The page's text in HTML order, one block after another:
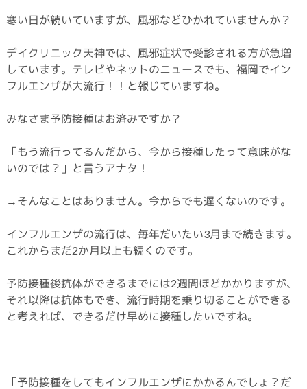
寒い日が続いていますが、風邪などひかれていませんか？
デイクリニック天神では、風邪症状で受診される方が急増
しています。テレビやネットのニュースでも、福岡でイン
フルエンザが大流行！！と報じていますね。
みなさま予防接種はお済みですか？
「もう流行ってるんだから、今から接種したって意味がな
いのでは？」と言うアナタ！
→そんなことはありません。今からでも遅くないのです。
インフルエンザの流行は、毎年だいたい3月まで続きます。
これからまだ2か月以上も続くのです。
予防接種後抗体ができるまでには2週間ほどかかりますが、
それ以降は抗体もでき、流行時期を乗り切ることができる
と考えれば、できるだけ早めに接種したいですね。
「予防接種をしてもインフルエンザにかかるんでしょ？だ